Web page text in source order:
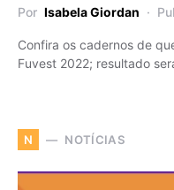
Por Isabela Giordan
Confira os cadernos de
Fuvest 2022; resultado
N NOTÍCIAS